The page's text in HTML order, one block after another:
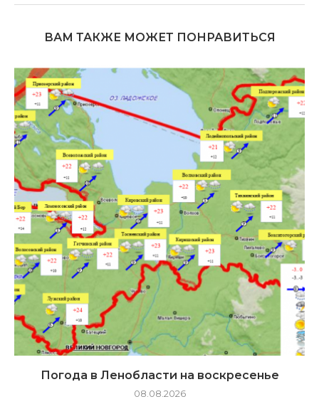
ВАМ ТАКЖЕ МОЖЕТ ПОНРАВИТЬСЯ
Погода в Ленобласти на воскресенье
08.08.2026